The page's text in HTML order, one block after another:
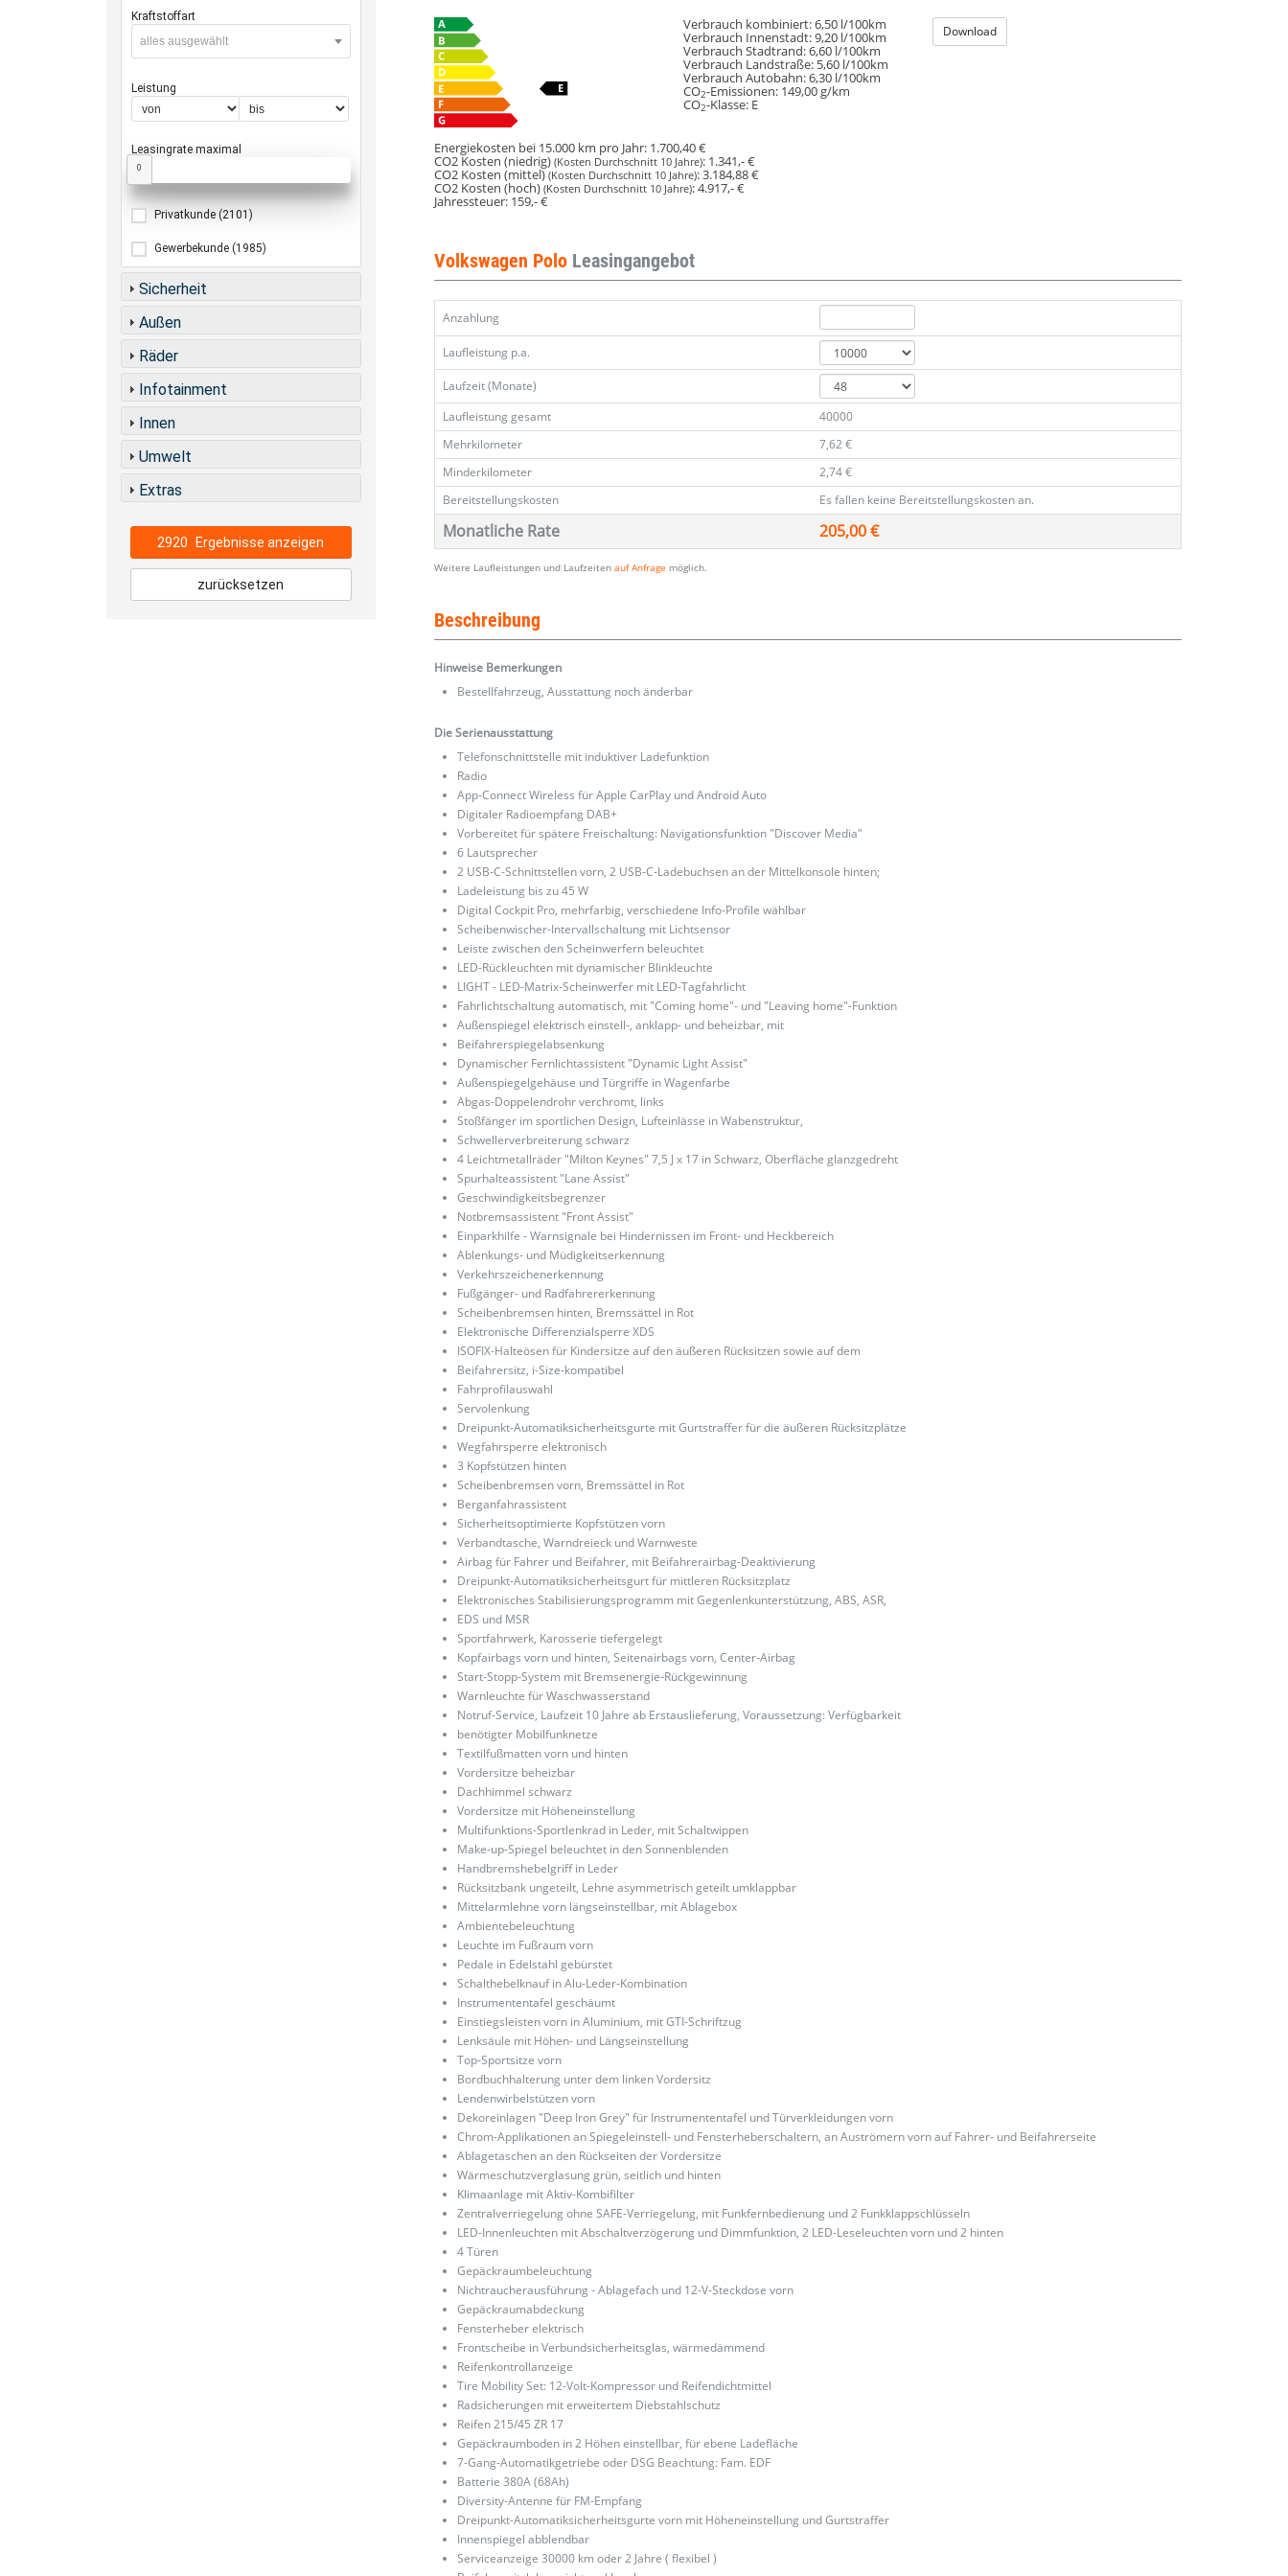
l
TSI
OPF
207
PS
7-
DSG
#SONDERLEASING
l
TSI
OPF
207
PS
7-
DSG
#SONDERLEASING
Verbrauch kombiniert:6,50 l/100km
Verbrauch Innenstadt:9,20 l/100km
Verbrauch Stadtrand:6,60 l/100km
Verbrauch Landstraße: 5,60 l/100km
Verbrauch Autobahn:6,30 l/100km
CO2-Emissionen: 149,00 g/km
CO2-Klasse: E
Download
Energiekosten bei 15.000 km pro Jahr: 1.700,40 €
CO2 Kosten (niedrig)(Kosten Durchschnitt 10 Jahre): 1.341,- €
CO2 Kosten (mittel)(Kosten Durchschnitt 10 Jahre):3.184,88 €
CO2 Kosten (hoch)(Kosten Durchschnitt 10 Jahre):4.917,- €
Jahressteuer: 159,- €
Volkswagen Polo Leasingangebot
Anzahlung
Laufleistung p.a.
Laufzeit (Monate)
Laufleistung gesamt
40000
Mehrkilometer
7,62 €
Minderkilometer
2,74 €
Bereitstellungskosten
Es fallen keine Bereitstellungskosten an.
Monatliche Rate 205,00 €
Weitere Laufleistungen und Laufzeitenauf Anfrage möglich.
Beschreibung
Hinweise Bemerkungen
Bestellfahrzeug, Ausstattung noch änderbar
Die Serienausstattung
Telefonschnittstelle mit induktiver Ladefunktion
Radio
App-Connect Wireless für Apple CarPlay und Android Auto
Digitaler Radioempfang DAB+
Vorbereitet für spätere Freischaltung: Navigationsfunktion "Discover Media"
6 Lautsprecher
2 USB-C-Schnittstellen vorn, 2 USB-C-Ladebuchsen an der Mittelkonsole hinten;
Ladeleistung bis zu 45 W
Digital Cockpit Pro, mehrfarbig, verschiedene Info-Profile wählbar
Scheibenwischer-Intervallschaltung mit Lichtsensor
Leiste zwischen den Scheinwerfern beleuchtet
LED-Rückleuchten mit dynamischer Blinkleuchte
LIGHT - LED-Matrix-Scheinwerfer mit LED-Tagfahrlicht
Fahrlichtschaltung automatisch, mit "Coming home"- und "Leaving home"-Funktion
Außenspiegel elektrisch einstell-, anklapp- und beheizbar, mit
Beifahrerspiegelabsenkung
Dynamischer Fernlichtassistent "Dynamic Light Assist"
Außenspiegelgehäuse und Türgriffe in Wagenfarbe
Abgas-Doppelendrohr verchromt, links
Stoßfänger im sportlichen Design, Lufteinlässe in Wabenstruktur,
Schwellerverbreiterung schwarz
4 Leichtmetallräder "Milton Keynes" 7,5 J x 17 in Schwarz, Oberfläche glanzgedreht
Spurhalteassistent "Lane Assist"
Geschwindigkeitsbegrenzer
Notbremsassistent "Front Assist"
Einparkhilfe - Warnsignale bei Hindernissen im Front- und Heckbereich
Ablenkungs- und Müdigkeitserkennung
Verkehrszeichenerkennung
Fußgänger- und Radfahrererkennung
Scheibenbremsen hinten, Bremssättel in Rot
Elektronische Differenzialsperre XDS
ISOFIX-Halteösen für Kindersitze auf den äußeren Rücksitzen sowie auf dem
Beifahrersitz, i-Size-kompatibel
Fahrprofilauswahl
Servolenkung
Dreipunkt-Automatiksicherheitsgurte mit Gurtstraffer für die äußeren Rücksitzplätze
Wegfahrsperre elektronisch
3 Kopfstützen hinten
Scheibenbremsen vorn, Bremssättel in Rot
Berganfahrassistent
Sicherheitsoptimierte Kopfstützen vorn
Verbandtasche, Warndreieck und Warnweste
Airbag für Fahrer und Beifahrer, mit Beifahrerairbag-Deaktivierung
Dreipunkt-Automatiksicherheitsgurt für mittleren Rücksitzplatz
Elektronisches Stabilisierungsprogramm mit Gegenlenkunterstützung, ABS, ASR,
EDS und MSR
Sportfahrwerk, Karosserie tiefergelegt
Kopfairbags vorn und hinten, Seitenairbags vorn, Center-Airbag
Start-Stopp-System mit Bremsenergie-Rückgewinnung
Warnleuchte für Waschwasserstand
Notruf-Service, Laufzeit 10 Jahre ab Erstauslieferung, Voraussetzung: Verfügbarkeit
benötigter Mobilfunknetze
Textilfußmatten vorn und hinten
Vordersitze beheizbar
Dachhimmel schwarz
Vordersitze mit Höheneinstellung
Multifunktions-Sportlenkrad in Leder, mit Schaltwippen
Make-up-Spiegel beleuchtet in den Sonnenblenden
Handbremshebelgriff in Leder
Rücksitzbank ungeteilt, Lehne asymmetrisch geteilt umklappbar
Mittelarmlehne vorn längseinstellbar, mit Ablagebox
Ambientebeleuchtung
Leuchte im Fußraum vorn
Pedale in Edelstahl gebürstet
Schalthebelknauf in Alu-Leder-Kombination
Instrumententafel geschäumt
Einstiegsleisten vorn in Aluminium, mit GTI-Schriftzug
Lenksäule mit Höhen- und Längseinstellung
Top-Sportsitze vorn
Bordbuchhalterung unter dem linken Vordersitz
Lendenwirbelstützen vorn
Dekoreinlagen "Deep Iron Grey" für Instrumententafel und Türverkleidungen vorn
Chrom-Applikationen an Spiegeleinstell- und Fensterheberschaltern, an Auströmern vorn auf Fahrer- und Beifahrerseite
Ablagetaschen an den Rückseiten der Vordersitze
Wärmeschutzverglasung grün, seitlich und hinten
Klimaanlage mit Aktiv-Kombifilter
Zentralverriegelung ohne SAFE-Verriegelung, mit Funkfernbedienung und 2 Funkklappschlüsseln
LED-Innenleuchten mit Abschaltverzögerung und Dimmfunktion, 2 LED-Leseleuchten vorn und 2 hinten
4 Türen
Gepäckraumbeleuchtung
Nichtraucherausführung - Ablagefach und 12-V-Steckdose vorn
Gepäckraumabdeckung
Fensterheber elektrisch
Frontscheibe in Verbundsicherheitsglas, wärmedämmend
Reifenkontrollanzeige
Tire Mobility Set: 12-Volt-Kompressor und Reifendichtmittel
Radsicherungen mit erweitertem Diebstahlschutz
Reifen 215/45 ZR 17
Gepäckraumboden in 2 Höhen einstellbar, für ebene Ladefläche
7-Gang-Automatikgetriebe oder DSG Beachtung: Fam. EDF
Batterie 380A (68Ah)
Diversity-Antenne für FM-Empfang
Dreipunkt-Automatiksicherheitsgurte vorn mit Höheneinstellung und Gurtstraffer
Innenspiegel abblendbar
Serviceanzeige 30000 km oder 2 Jahre ( flexibel )
Kraftstoffart
alles ausgewählt
Leistung
Leasingrate maximal
0
Privatkunde (2101)
Gewerbekunde (1985)
Sicherheit
Außen
Räder
Infotainment
Innen
Umwelt
Extras
2920 Ergebnisse anzeigen
zurücksetzen